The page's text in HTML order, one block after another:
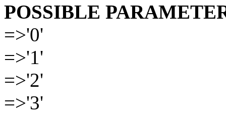
POSSIBLE
=>'0'
=>'1'
=>'2'
=>'3'